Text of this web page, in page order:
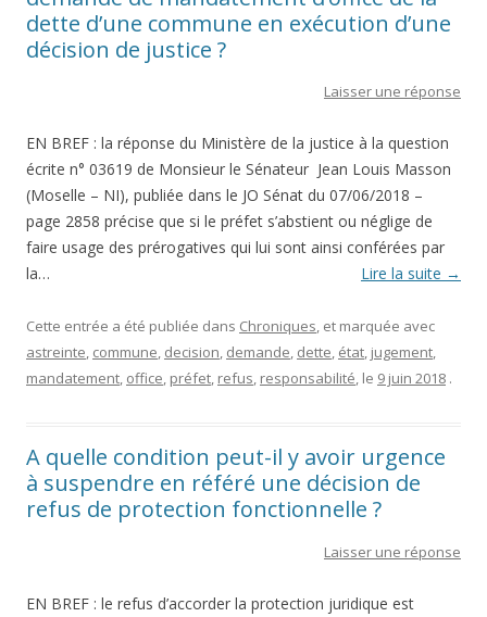
dette d’une commune en exécution d’une
décision de justice ?
Laisser une réponse
EN BREF : la réponse du Ministère de la justice à la question
écrite n° 03619 de Monsieur le Sénateur Jean Louis Masson
(Moselle – NI), publiée dans le JO Sénat du 07/06/2018 –
page 2858 précise que si le préfet s’abstient ou néglige de
faire usage des prérogatives qui lui sont ainsi conférées par
la…
Lire la suite →
Cette entrée a été publiée dans Chroniques, et marquée avec
astreinte, commune, decision, demande, dette, état, jugement,
mandatement, office, préfet, refus, responsabilité, le 9 juin 2018 .
A quelle condition peut-il y avoir urgence
à suspendre en référé une décision de
refus de protection fonctionnelle ?
Laisser une réponse
EN BREF : le refus d’accorder la protection juridique est